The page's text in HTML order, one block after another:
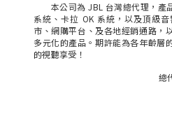
本公司為 JBL 台灣總代理，產
系統、卡拉 OK 系統，以及頂級
市、網購平台、及各地經銷通路，
多元化的產品。期許能為各年齡層
的視聽享受！
總